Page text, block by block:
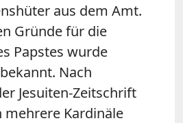
aus dem Amt.
Gründe für die
Papstes wurde
Nach
Jesuiten-Zeitschrift
mehrere Kardinäle